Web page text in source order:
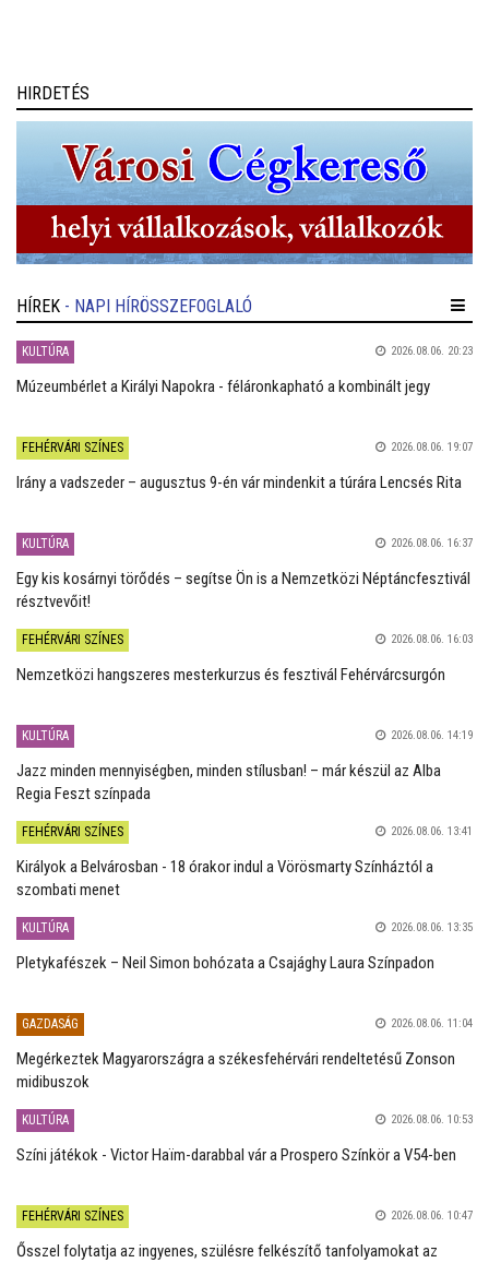
HIRDETÉS
HÍREK - NAPI HÍRÖSSZEFOGLALÓ
KULTÚRA 2026.08.06. 20:23
Múzeumbérlet a Királyi Napokra - féláronkapható a kombinált jegy
FEHÉRVÁRI SZÍNES 2026.08.06. 19:07
Irány a vadszeder – augusztus 9-én vár mindenkit a túrára Lencsés Rita
KULTÚRA 2026.08.06. 16:37
Egy kis kosárnyi törődés – segítse Ön is a Nemzetközi Néptáncfesztivál
résztvevőit!
FEHÉRVÁRI SZÍNES 2026.08.06. 16:03
Nemzetközi hangszeres mesterkurzus és fesztivál Fehérvárcsurgón
KULTÚRA 2026.08.06. 14:19
Jazz minden mennyiségben, minden stílusban! – már készül az Alba
Regia Feszt színpada
FEHÉRVÁRI SZÍNES 2026.08.06. 13:41
Királyok a Belvárosban - 18 órakor indul a Vörösmarty Színháztól a
szombati menet
KULTÚRA 2026.08.06. 13:35
Pletykafészek – Neil Simon bohózata a Csajághy Laura Színpadon
GAZDASÁG 2026.08.06. 11:04
Megérkeztek Magyarországra a székesfehérvári rendeltetésű Zonson
midibuszok
KULTÚRA 2026.08.06. 10:53
Színi játékok - Victor Haïm-darabbal vár a Prospero Színkör a V54-ben
FEHÉRVÁRI SZÍNES 2026.08.06. 10:47
Ősszel folytatja az ingyenes, szülésre felkészítő tanfolyamokat az